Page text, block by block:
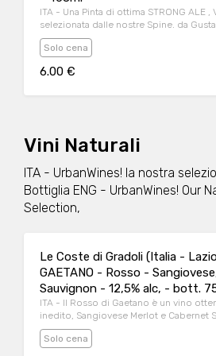
ITA - Una Pinta di ottima STRONG ALE , Veramente Artigianale,
selezionata dalle nostre Spine. da
casa ;-) ENG - One Pint of excellent STRONG ALE , Truly
Artisan, selected from our Spine. to
Solo cena
6.00 €
Vini Naturali
ITA - UrbanWines! la nostra
Bottiglia ENG - UrbanWines! Our
Selection,
Le Coste di Gradoli (Italia -
GAETANO - Rosso -
Sauvignon - 12,5% alc, - bott.
ITA - Il Rosso di Gaetano è un vino ottenuto da un uvaggio
inedito, Sangiovese Merlot e Cabernet
vendemmia l'uva viene lascaita
poi la fermentazione avviene in fusti di
Solo cena